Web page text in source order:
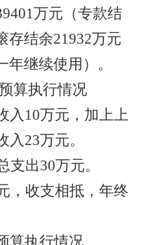
万元 （专款结
存结余21932万元
年继续使用） 。
算执行情况
入 10万元 ， 加上上
入23万元。
支出30万元。
， 收支相抵，年终
算执行情况